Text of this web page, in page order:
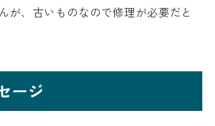
が、古いものなので修理が必要だと
ージ